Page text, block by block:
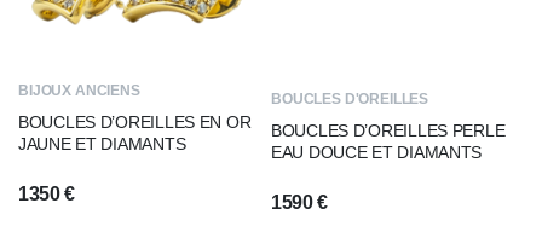
BIJOUX ANCIENS
BOUCLES D’OREILLES EN OR
JAUNE ET DIAMANTS
1350€
BOUCLES D'OREILLES
BOUCLES D’OREILLES PERLE
EAU DOUCE ET DIAMANTS
1590€